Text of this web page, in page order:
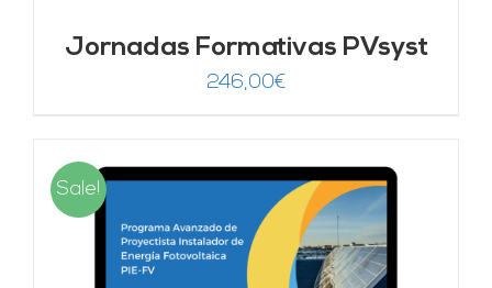
Jornadas Formativas PVsyst
246,00€
Sale!